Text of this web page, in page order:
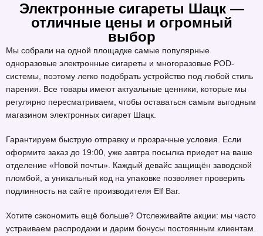
Электронные сигареты Шацк —
отличные цены и огромный
выбор
Мы собрали на одной площадке самые популярные
одноразовые электронные сигареты и многоразовые POD-
системы, поэтому легко подобрать устройство под любой стиль
парения. Все товары имеют актуальные ценники, которые мы
регулярно пересматриваем, чтобы оставаться самым выгодным
магазином электронных сигарет Шацк.
Гарантируем быструю отправку и прозрачные условия. Если
оформите заказ до 19:00, уже завтра посылка приедет на ваше
отделение «Новой почты». Каждый девайс защищён заводской
пломбой, а уникальный код на упаковке позволяет проверить
подлинность на сайте производителя Elf Bar.
Хотите сэкономить ещё больше? Отслеживайте акции: мы часто
устраиваем распродажи и дарим бонусы постоянным клиентам.